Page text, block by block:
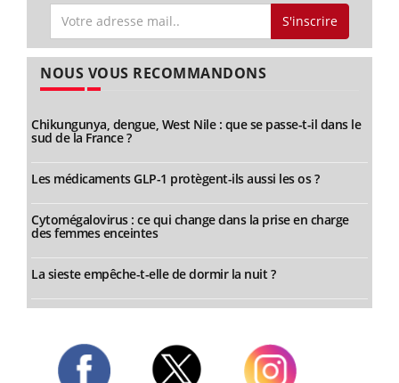
S'inscrire
NOUS VOUS RECOMMANDONS
Chikungunya, dengue, West Nile : que se passe-t-il dans le
sud de la France ?
Les médicaments GLP-1 protègent-ils aussi les os ?
Cytomégalovirus : ce qui change dans la prise en charge
des femmes enceintes
La sieste empêche-t-elle de dormir la nuit ?